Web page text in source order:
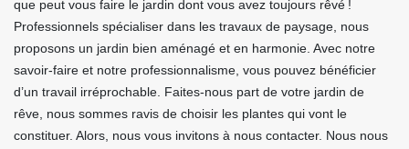
que peut vous faire le jardin dont vous avez toujours rêvé !
Professionnels spécialiser dans les travaux de paysage, nous
proposons un jardin bien aménagé et en harmonie. Avec notre
savoir-faire et notre professionnalisme, vous pouvez bénéficier
d’un travail irréprochable. Faites-nous part de votre jardin de
rêve, nous sommes ravis de choisir les plantes qui vont le
constituer. Alors, nous vous invitons à nous contacter. Nous nous